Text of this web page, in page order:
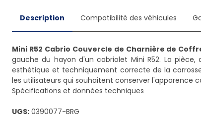
Description Compatibilité des véhicules
Mini R52 Cabrio Couvercle de Charnière de
gauche du hayon d'un cabriolet Mini R52. La pièce,
esthétique et techniquement correcte de la
les utilisateurs qui souhaitent conserver l'apparence
Spécifications et données techniques
UGS: 0390077-BRG